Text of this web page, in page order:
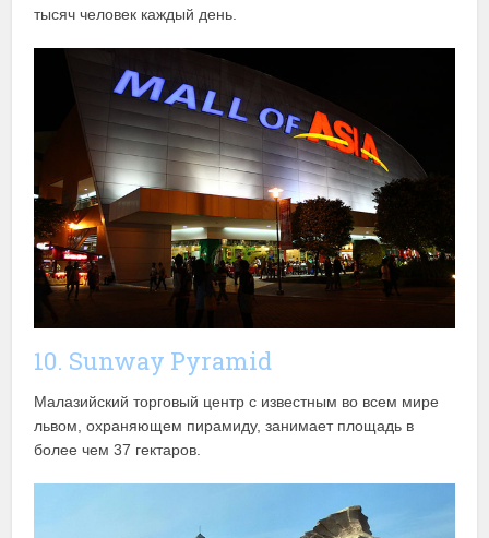
тысяч человек каждый день.
10. Sunway Pyramid
Малазийский торговый центр с известным во всем мире
львом, охраняющем пирамиду, занимает площадь в
более чем 37 гектаров.